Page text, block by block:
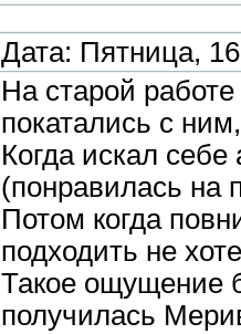
Дата: Пятница,
На старой
покатались с
Когда искал
(понравилась на
Потом когда
подходить не
Такое ощущение
получилась